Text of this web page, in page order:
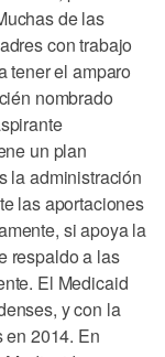
de las
con trabajo
tener el amparo
nombrado
un plan
la administración
las aportaciones
si apoya la
respaldo a las
El Medicaid
y con la
en 2014. En